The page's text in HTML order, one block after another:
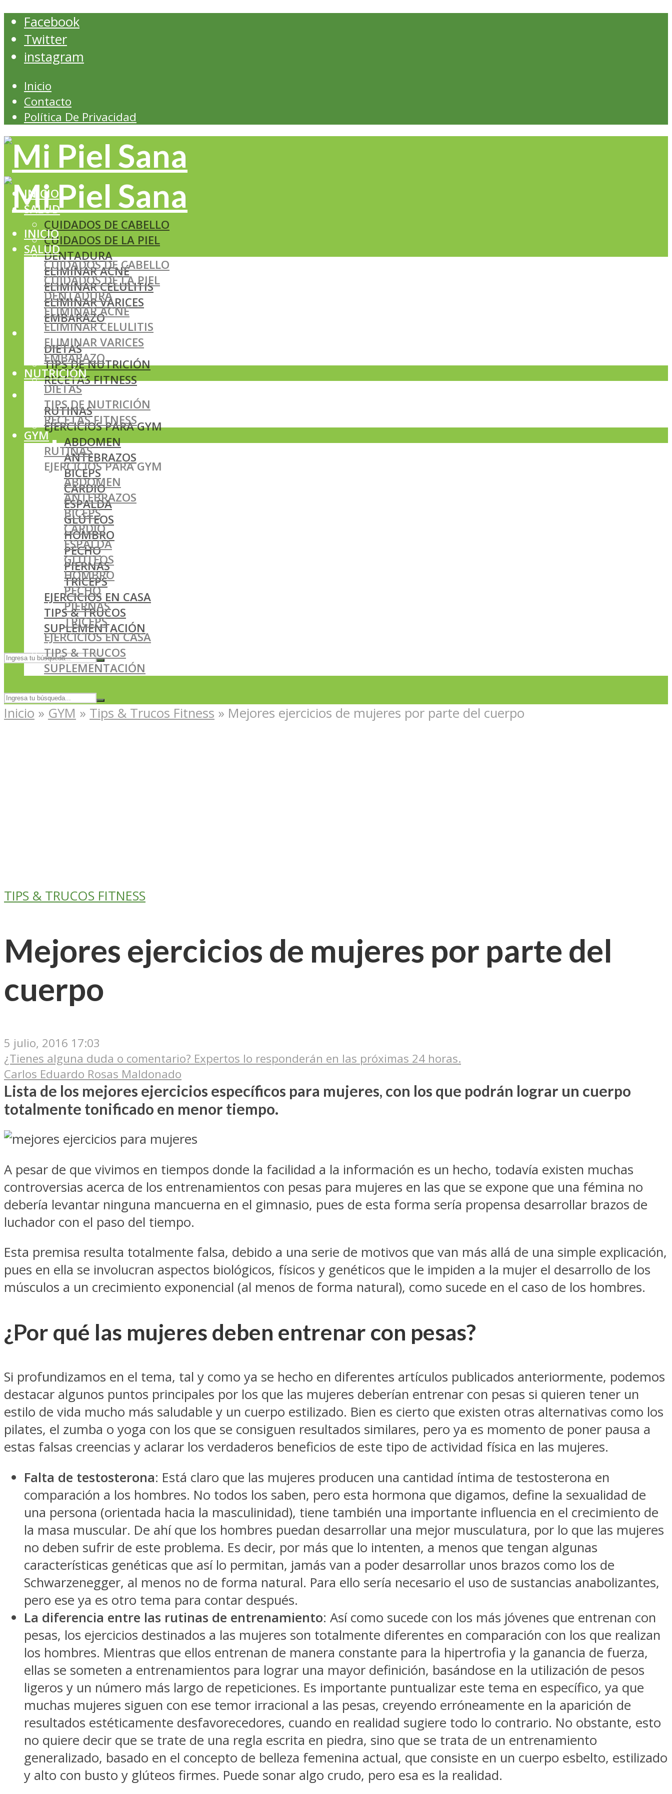
Facebook
Twitter
instagram
Inicio
Contacto
Política De Privacidad
INICIO
SALUD
CUIDADOS DE CABELLO
CUIDADOS DE LA PIEL
DENTADURA
ELIMINAR ACNÉ
ELIMINAR CELULITIS
ELIMINAR VARICES
EMBARAZO
NUTRICIÓN
DIETAS
TIPS DE NUTRICIÓN
RECETAS FITNESS
GYM
RUTINAS
EJERCICIOS PARA GYM
ABDOMEN
ANTEBRAZOS
BICEPS
CARDIO
ESPALDA
GLÚTEOS
HOMBRO
PECHO
PIERNAS
TRICEPS
EJERCICIOS EN CASA
TIPS & TRUCOS
SUPLEMENTACIÓN
INICIO
SALUD
CUIDADOS DE CABELLO
CUIDADOS DE LA PIEL
DENTADURA
ELIMINAR ACNÉ
ELIMINAR CELULITIS
ELIMINAR VARICES
EMBARAZO
NUTRICIÓN
DIETAS
TIPS DE NUTRICIÓN
RECETAS FITNESS
GYM
RUTINAS
EJERCICIOS PARA GYM
ABDOMEN
ANTEBRAZOS
BICEPS
CARDIO
ESPALDA
GLÚTEOS
HOMBRO
PECHO
PIERNAS
TRICEPS
EJERCICIOS EN CASA
TIPS & TRUCOS
SUPLEMENTACIÓN
Inicio » GYM » Tips & Trucos Fitness » Mejores ejercicios de mujeres por parte del cuerpo
TIPS & TRUCOS FITNESS
Mejores ejercicios de mujeres por parte del
cuerpo
5 julio, 2016 17:03
¿Tienes alguna duda o comentario? Expertos lo responderán en las próximas 24 horas.
Carlos Eduardo Rosas Maldonado
Lista de los mejores ejercicios específicos para mujeres, con los que podrán lograr un cuerpo
totalmente tonificado en menor tiempo.
A pesar de que vivimos en tiempos donde la facilidad a la información es un hecho, todavía existen muchas
controversias acerca de los entrenamientos con pesas para mujeres en las que se expone que una fémina no
debería levantar ninguna mancuerna en el gimnasio, pues de esta forma sería propensa desarrollar brazos de
luchador con el paso del tiempo.
Esta premisa resulta totalmente falsa, debido a una serie de motivos que van más allá de una simple explicación,
pues en ella se involucran aspectos biológicos, físicos y genéticos que le impiden a la mujer el desarrollo de los
músculos a un crecimiento exponencial (al menos de forma natural), como sucede en el caso de los hombres.
¿Por qué las mujeres deben entrenar con pesas?
Si profundizamos en el tema, tal y como ya se hecho en diferentes artículos publicados anteriormente, podemos
destacar algunos puntos principales por los que las mujeres deberían entrenar con pesas si quieren tener un
estilo de vida mucho más saludable y un cuerpo estilizado. Bien es cierto que existen otras alternativas como los
pilates, el zumba o yoga con los que se consiguen resultados similares, pero ya es momento de poner pausa a
estas falsas creencias y aclarar los verdaderos beneficios de este tipo de actividad física en las mujeres.
Falta de testosterona: Está claro que las mujeres producen una cantidad íntima de testosterona en
comparación a los hombres. No todos los saben, pero esta hormona que digamos, define la sexualidad de
una persona (orientada hacia la masculinidad), tiene también una importante influencia en el crecimiento de
la masa muscular. De ahí que los hombres puedan desarrollar una mejor musculatura, por lo que las mujeres
no deben sufrir de este problema. Es decir, por más que lo intenten, a menos que tengan algunas
características genéticas que así lo permitan, jamás van a poder desarrollar unos brazos como los de
Schwarzenegger, al menos no de forma natural. Para ello sería necesario el uso de sustancias anabolizantes,
pero ese ya es otro tema para contar después.
La diferencia entre las rutinas de entrenamiento: Así como sucede con los más jóvenes que entrenan con
pesas, los ejercicios destinados a las mujeres son totalmente diferentes en comparación con los que realizan
los hombres. Mientras que ellos entrenan de manera constante para la hipertrofia y la ganancia de fuerza,
ellas se someten a entrenamientos para lograr una mayor definición, basándose en la utilización de pesos
ligeros y un número más largo de repeticiones. Es importante puntualizar este tema en específico, ya que
muchas mujeres siguen con ese temor irracional a las pesas, creyendo erróneamente en la aparición de
resultados estéticamente desfavorecedores, cuando en realidad sugiere todo lo contrario. No obstante, esto
no quiere decir que se trate de una regla escrita en piedra, sino que se trata de un entrenamiento
generalizado, basado en el concepto de belleza femenina actual, que consiste en un cuerpo esbelto, estilizado
y alto con busto y glúteos firmes. Puede sonar algo crudo, pero esa es la realidad.